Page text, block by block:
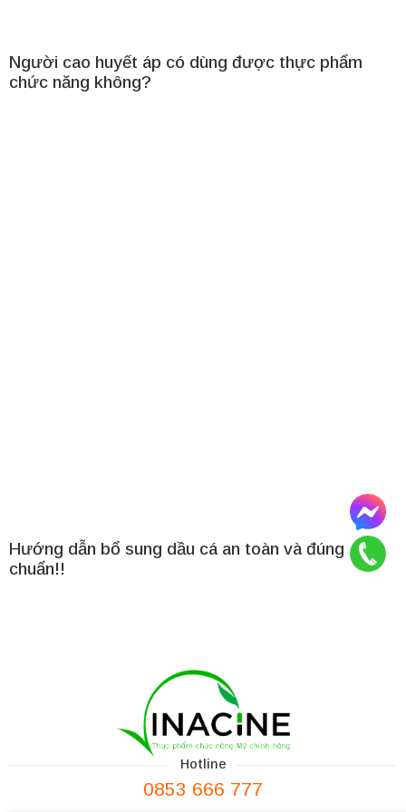
Người cao huyết áp có dùng được thực phẩm
chức năng không?
Hướng dẫn bổ sung dầu cá an toàn và đúng
chuẩn!!
Hotline
0853 666 777